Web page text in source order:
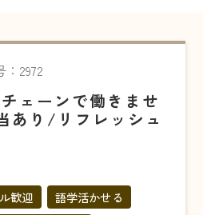
2972
ェーンで働きませ
あり/リフレッシュ
歓迎
語学活かせる